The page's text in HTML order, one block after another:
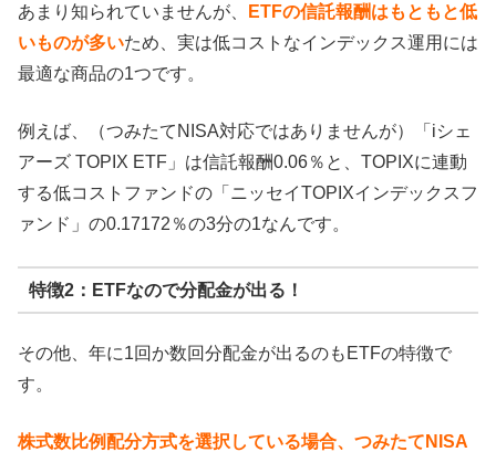
あまり知られていませんが、
ETFの信託報酬はもともと低
いものが多いため、実は低コストなインデックス運用には
最適な商品の1つです。
例えば、（つみたてNISA対応ではありませんが）「iシェ
アーズ TOPIX ETF」は信託報酬0.06％と、TOPIXに連動
する低コストファンドの「ニッセイTOPIXインデックスフ
ァンド」の0.17172％の3分の1なんです。
特徴2：ETFなので分配金が出る！
その他、年に1回か数回分配金が出るのもETFの特徴で
す。
株式数比例配分方式を選択している場合、つみたてNISA